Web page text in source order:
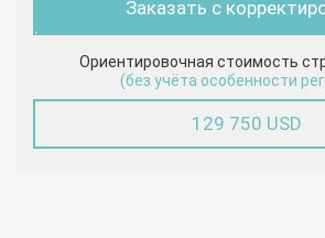
Заказать с
Ориентировочная стоимость
(без учёта особенности
129 750 USD